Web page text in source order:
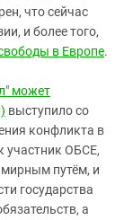
что сейчас
и более того,
в Европе.
может
выступило со
конфликта в
участник ОБСЕ,
путём, и
государства
а